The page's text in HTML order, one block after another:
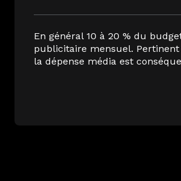
En général 10 à 20 % du
publicitaire mensuel. Pertinent
la dépense média est